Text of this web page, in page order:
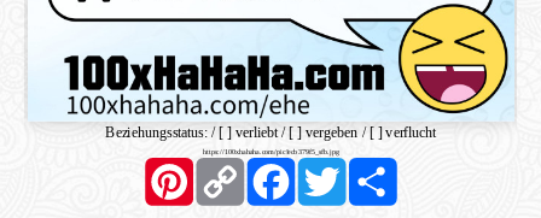
Beziehungsstatus: / [ ] verliebt / [ ] vergeben / [ ] verflucht
https://100xhahaha.com/pic!ecb379f5_sfb.jpg
PinterestCopy
Link
FacebookTwitter Share